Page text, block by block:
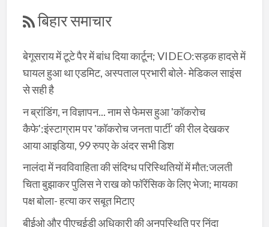
बिहार समाचार
बेगूसराय में टूटे पैर में बांध दिया कार्टून; VIDEO:सड़क हादसे में
घायल हुआ था एडमिट, अस्पताल प्रभारी बोले- मेडिकल साइंस
से सही है
न ब्रांडिंग, न विज्ञापन... नाम से फेमस हुआ 'कॉकरोच
कैफे':इंस्टाग्राम पर 'कॉकरोच जनता पार्टी' की रील देखकर
आया आइडिया, 99 रुपए के अंदर सभी डिश
नालंदा में नवविवाहिता की संदिग्ध परिस्थितियों में मौत:जलती
चिता बुझाकर पुलिस ने राख को फॉरेंसिक के लिए भेजा; मायका
पक्ष बोला- हत्या कर सबूत मिटाए
बीईओ और पीएचईडी अधिकारी की अनुपस्थिति पर निंदा